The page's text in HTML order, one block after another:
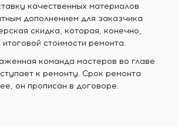
качественных материалов
дополнением для заказчика
скидка, которая, конечно,
стоимости ремонта.
команда мастеров во главе
к ремонту. Срок ремонта
он прописан в договоре.